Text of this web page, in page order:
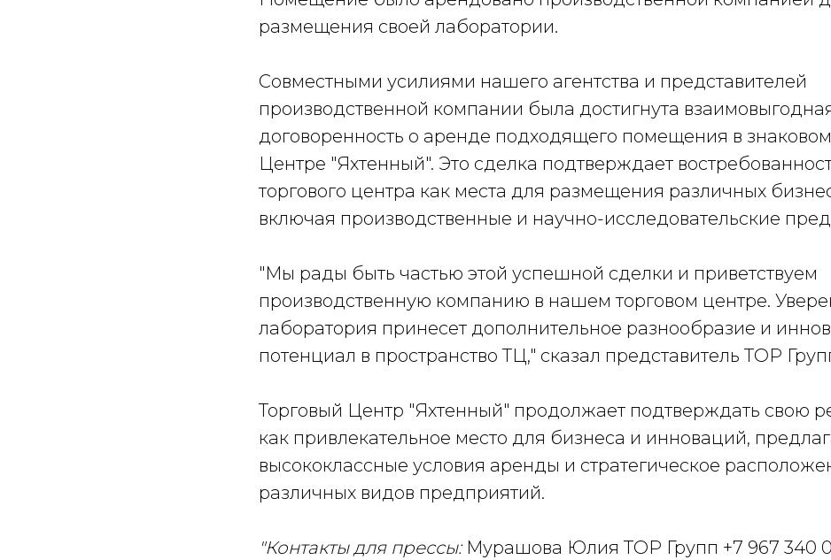
размещения своей лаборатории.
Совместными усилиями нашего агентства и представителей
производственной компании была достигнута
договоренность о аренде подходящего помещения в
Центре "Яхтенный". Это сделка подтверждает
торгового центра как места для размещения различных
включая производственные и научно-исследовательские
"Мы рады быть частью этой успешной сделки и приветствуем
производственную компанию в нашем торговом центре.
лаборатория принесет дополнительное разнообразие и
потенциал в пространство ТЦ," сказал представитель ТОР
Торговый Центр "Яхтенный" продолжает подтверждать свою
как привлекательное место для бизнеса и инноваций,
высококлассные условия аренды и стратегическое
различных видов предприятий.
"Контакты для прессы:Мурашова Юлия ТОР Групп +7 967 340